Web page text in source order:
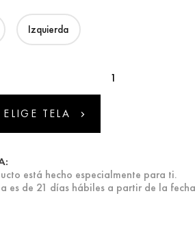
Izquierda
TELA
está hecho especialmente para ti.
es de 21 días hábiles a partir de la